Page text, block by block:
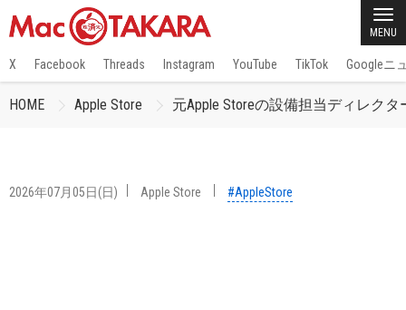
MENU
X Facebook Threads Instagram YouTube TikTok Googleニ
HOME Apple Store 元Apple Storeの設備担当ディレク
2026年07月05日(日) Apple Store #AppleStore